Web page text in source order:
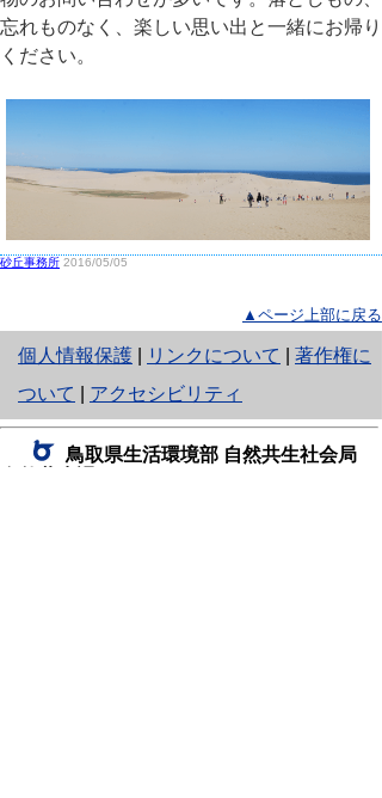
忘れものなく、楽しい思い出と一緒にお帰り
ください。
砂丘事務所 2016/05/05
▲ページ上部に戻る
個人情報保護
と
り
ネ
ッ
リンクについて
著作権に
ついて
アクセシビリティ
鳥取県生活環境部 自然共生社会局